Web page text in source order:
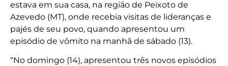
estava em sua casa, na região de Peixoto de
Azevedo (MT), onde recebia visitas de lideranças e
pajés de seu povo, quando apresentou um
episódio de vômito na manhã de sábado (13).
“No domingo (14), apresentou três novos episódios